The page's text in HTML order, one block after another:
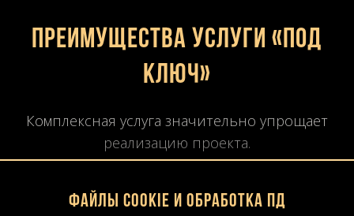
Преимущества услуги «под
ключ»
Комплексная услуга значительно упрощает
реализацию проекта.
Файлы Cookie и обработка ПД